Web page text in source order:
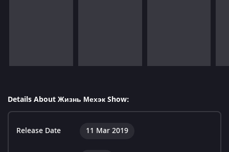
Details About Жизнь Мехэк Show:
Release Date 11 Mar 2019